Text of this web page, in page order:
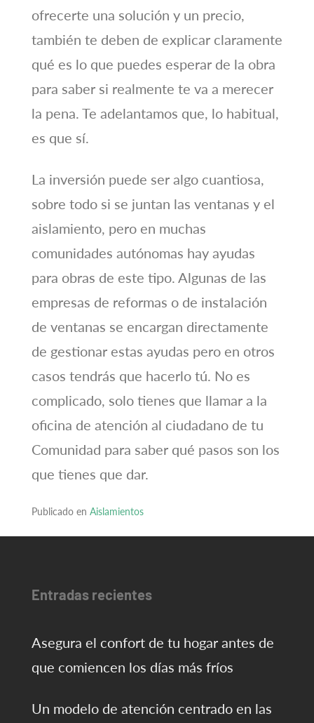
ofrecerte una solución y un precio,
también te deben de explicar claramente
qué es lo que puedes esperar de la obra
para saber si realmente te va a merecer
la pena. Te adelantamos que, lo habitual,
es que sí.
La inversión puede ser algo cuantiosa,
sobre todo si se juntan las ventanas y el
aislamiento, pero en muchas
comunidades autónomas hay ayudas
para obras de este tipo. Algunas de las
empresas de reformas o de instalación
de ventanas se encargan directamente
de gestionar estas ayudas pero en otros
casos tendrás que hacerlo tú. No es
complicado, solo tienes que llamar a la
oficina de atención al ciudadano de tu
Comunidad para saber qué pasos son los
que tienes que dar.
Publicado en Aislamientos
Entradas recientes
Asegura el confort de tu hogar antes de
que comiencen los días más fríos
Un modelo de atención centrado en las